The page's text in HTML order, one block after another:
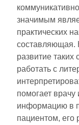
значимым
практических
составляющая.
развитие таких
работать с
помогает
информацию в
пациентом, его